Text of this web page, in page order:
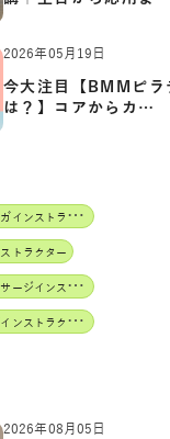
2026年05月19日
今大注目【BMMピラ
は？】コアからカ…
J
AHA認定ベビーヨガ＆ママヨガインストラクター
トラクター
J
AHA認定ベビーチャクラマッサージインストラクター
J
AHA認定リトル＆キッズヨガインストラクター
2026年08月05日